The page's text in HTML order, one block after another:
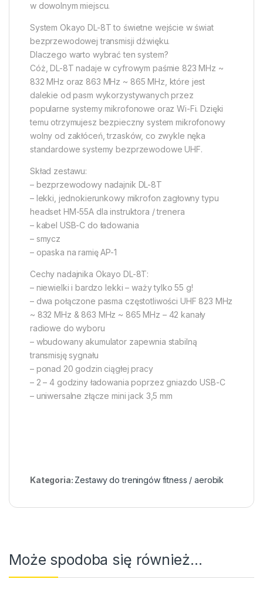
w dowolnym miejscu.
System Okayo DL-8T to świetne wejście w świat
bezprzewodowej transmisji dźwięku.
Dlaczego warto wybrać ten system?
Cóż, DL-8T nadaje w cyfrowym paśmie 823 MHz ~
832 MHz oraz 863 MHz ~ 865 MHz, które jest
dalekie od pasm wykorzystywanych przez
popularne systemy mikrofonowe oraz Wi-Fi. Dzięki
temu otrzymujesz bezpieczny system mikrofonowy
wolny od zakłóceń, trzasków, co zwykle nęka
standardowe systemy bezprzewodowe UHF.
Skład zestawu:
– bezprzewodowy nadajnik DL-8T
– lekki, jednokierunkowy mikrofon zagłowny typu
headset HM-55A dla instruktora / trenera
– kabel USB-C do ładowania
– smycz
– opaska na ramię AP-1
Cechy nadajnika Okayo DL-8T:
– niewielki i bardzo lekki – waży tylko 55 g!
– dwa połączone pasma częstotliwości UHF 823 MHz
~ 832 MHz & 863 MHz ~ 865 MHz – 42 kanały
radiowe do wyboru
– wbudowany akumulator zapewnia stabilną
transmisję sygnału
– ponad 20 godzin ciągłej pracy
– 2 – 4 godziny ładowania poprzez gniazdo USB-C
– uniwersalne złącze mini jack 3,5 mm
Kategoria: Zestawy do treningów fitness / aerobik
Może spodoba się również…